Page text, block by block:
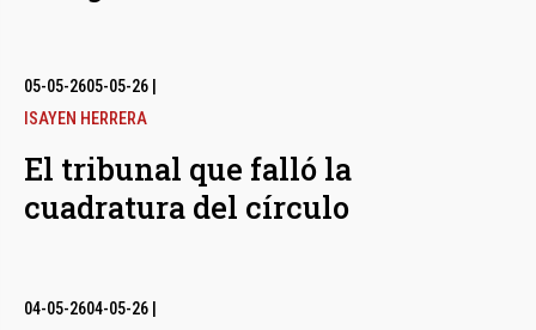
05-05-2605-05-26
ISAYEN HERRERA
El tribunal que falló la
cuadratura del círculo
04-05-2604-05-26